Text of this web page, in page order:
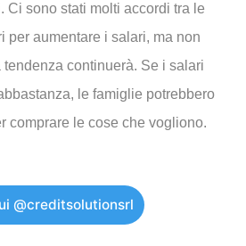
Ci sono stati molti accordi tra le
per aumentare i salari, ma non
continuerà. Se i salari
le famiglie potrebbero
comprare le cose che vogliono.
@creditsolutionsrl